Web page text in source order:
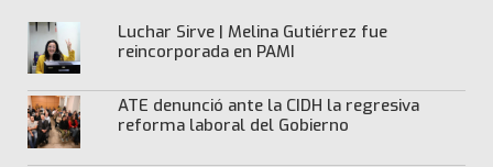
Luchar Sirve | Melina Gutiérrez fue
reincorporada en PAMI
ATE denunció ante la CIDH la regresiva
reforma laboral del Gobierno